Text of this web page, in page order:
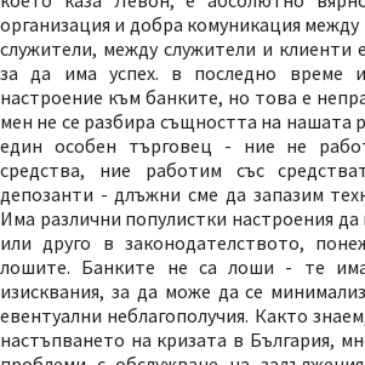
организация и добра комуникация
служители, между служители и клиенти
за да има успех. в последно време
настроение към банките, но това е
мен не се разбира същността на нашата
един особен търговец - ние не
средства, ние работим със
депозанти - длъжни сме да запазим
Има различни популистки настроения
или друго в законодателството,
лошите. Банките не са лоши - те
изисквания, за да може да се
евентуални неблагополучия. Както
настъпването на кризата в България,